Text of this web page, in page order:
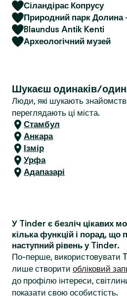
Сіландірас Копрусу
Природний парк Долина
Blaundus Antik Kenti
Археологічний музей
Шукаєш одинаків/
Люди, які шукають
переглядають ці міста.
Стамбул
Анкара
Ізмір
Урфа
Адапазарі
У Tinder є безліч цікавих
кілька функцій і порад, що
наступний рівень у Tinder.
По-перше, використовувати
лише створити обліковий
до профілю інтереси,
показати свою особистість.